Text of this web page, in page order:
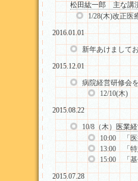
松田紘一郎 主な講
1/28(木)改正医
2016.01.01
新年あけまして
2015.12.01
病院経営研修会
12/10(木)
2015.08.22
10/8（木）
医業
10:00 「医
13:00 「特
15:00 「基
2015.07.28